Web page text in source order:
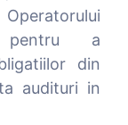
pentru a
din
audituri in